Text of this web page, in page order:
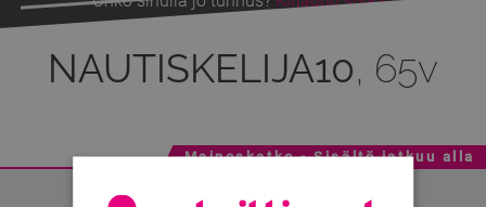
NAUTISKELIJA10, 65v
Mainoskatko - Sisältö jatkuu alla